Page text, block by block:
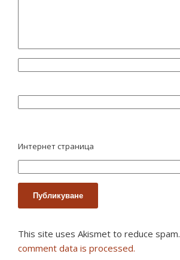
Интернет страница
This site uses Akismet to reduce spam.
comment data is processed.